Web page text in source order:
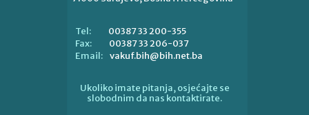
Tel:
00387 33 200-355
Fax:
00387 33 206-037
Email: vakuf.bih@bih.net.ba
Ukoliko imate pitanja, osjećajte se
slobodnim da nas kontaktirate.